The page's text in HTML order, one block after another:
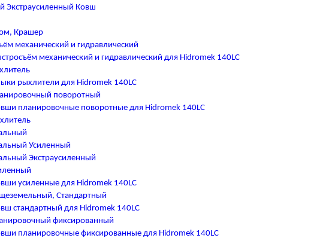
Экстраусиленный Ковш
Крашер
механический и гидравлический
механический и гидравлический для Hidromek 140LC
рыхлители для Hidromek 140LC
поворотный
планировочные поворотные для Hidromek 140LC
Усиленный
Экстраусиленный
усиленные для Hidromek 140LC
Стандартный
стандартный для Hidromek 140LC
фиксированный
планировочные фиксированные для Hidromek 140LC